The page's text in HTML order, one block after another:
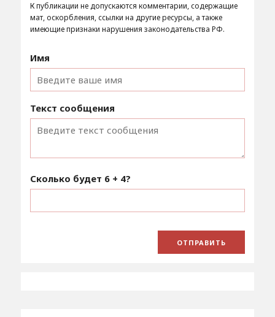
К публикации не допускаются комментарии, содержащие
мат, оскорбления, ссылки на другие ресурсы, а также
имеющие признаки нарушения законодательства РФ.
Имя
Текст сообщения
Сколько будет 6 + 4?